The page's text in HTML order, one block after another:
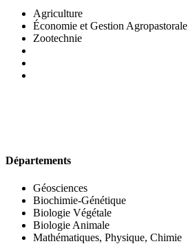
Agriculture
Économie et Gestion Agropastorale
Zootechnie
Départements
Géosciences
Biochimie-Génétique
Biologie Végétale
Biologie Animale
Mathématiques, Physique, Chimie